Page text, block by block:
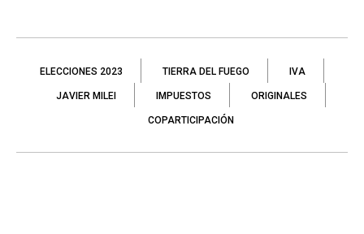
ELECCIONES 2023 TIERRA DEL FUEGO IVA
JAVIER MILEI IMPUESTOS ORIGINALES
COPARTICIPACIÓN